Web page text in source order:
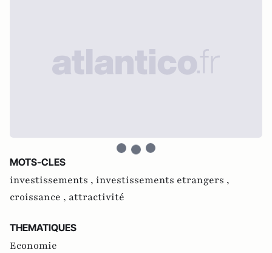
MOTS-CLES
investissements , investissements etrangers ,
croissance , attractivité
THEMATIQUES
Economie